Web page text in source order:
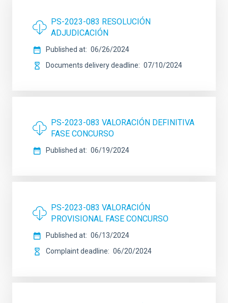
PS-2023-083 RESOLUCIÓN
ADJUDICACIÓN
Published at
06/26/2024
Documents delivery deadline
07/10/2024
PS-2023-083 VALORACIÓN DEFINITIVA
FASE CONCURSO
Published at 06/19/2024
PS-2023-083 VALORACIÓN
PROVISIONAL FASE CONCURSO
Published at
06/13/2024
Complaint deadline
06/20/2024